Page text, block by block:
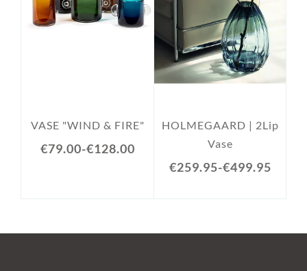
VASE "WIND & FIRE"
€79.00-€128.00
HOLMEGAARD | 2Lip
Vase
€259.95-€499.95